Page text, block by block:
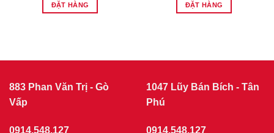
ĐẶT HÀNG ĐẶT HÀNG
883 Phan Văn Trị - Gò
Vấp
0914.548.127
1047 Lũy Bán Bích - Tân
Phú
0914.548.127